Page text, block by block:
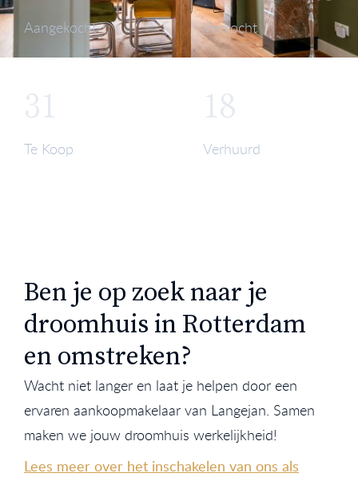
Aangekocht Verkocht
31
Te Koop
18
Verhuurd
Ben je op zoek naar je
droomhuis in Rotterdam
en omstreken?
Wacht niet langer en laat je helpen door een
ervaren aankoopmakelaar van Langejan. Samen
maken we jouw droomhuis werkelijkheid!
Lees meer over het inschakelen van ons als